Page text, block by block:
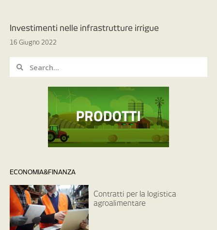
Investimenti nelle infrastrutture irrigue
16 Giugno 2022
ECONOMIA&FINANZA
Contratti per la logistica
agroalimentare